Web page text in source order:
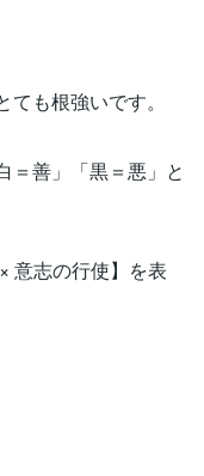
も根強いです。
＝善」「黒＝悪」と
意志の行使】を表